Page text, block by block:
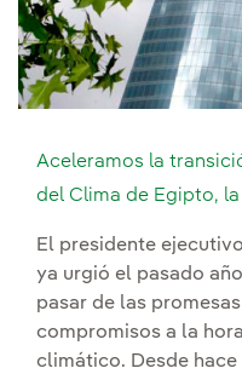
Aceleramos la
del Clima de Egipto, la
El presidente
ya urgió el pasado
pasar de las
compromisos a la
climático. Desde